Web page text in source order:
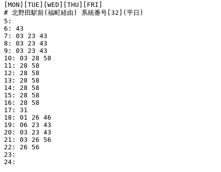
[MON][TUE][WED][THU][FRI]
# 北野田駅前(福町経由) 系統番号[32](平日)
5:
6: 43
7: 03 23 43
8: 03 23 43
9: 03 23 43
10: 03 28 58
11: 28 58
12: 28 58
13: 28 58
14: 28 58
15: 28 58
16: 28 58
17: 31
18: 01 26 46
19: 06 23 43
20: 03 23 43
21: 03 26 56
22: 26 56
23:
24: